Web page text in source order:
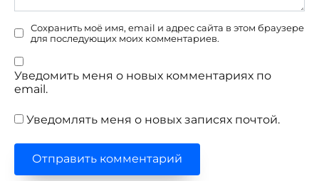
Сохранить моё имя, email и адрес сайта в этом браузере
для последующих моих комментариев.
Уведомить меня о новых комментариях по
email.
Уведомлять меня о новых записях почтой.